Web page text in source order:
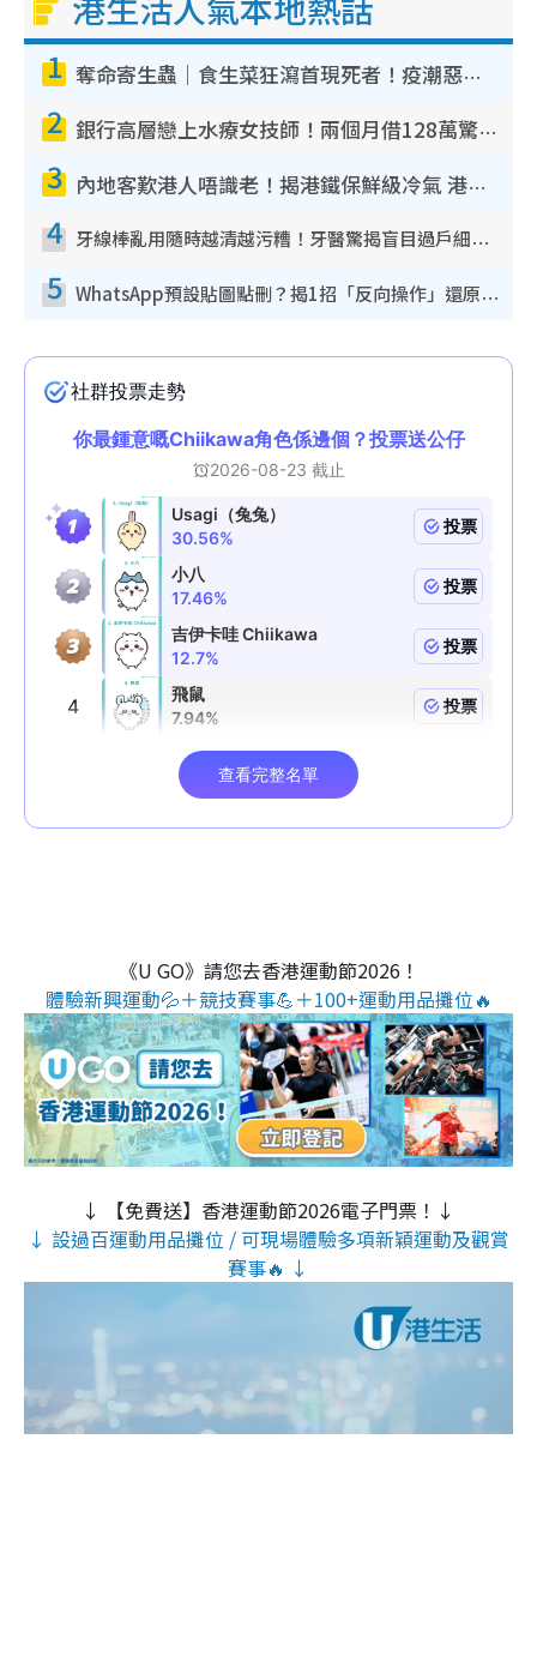
1 奪命寄生蟲｜食生菜狂瀉首現死者！疫潮惡化錄1.8萬宗病例 揭洗菜3大謬誤
2 銀行高層戀上水療女技師！兩個月借128萬驚覺「沉船」沉落火海 揭背後疑似邪教操控賣淫
3 內地客歎港人唔識老！揭港鐵保鮮級冷氣 港人求放過：咪投訴
4 牙線棒亂用隨時越清越污糟！牙醫驚揭盲目過戶細菌恐致蛀牙：呢種先係日常真保養
5 WhatsApp預設貼圖點刪？揭1招「反向操作」還原簡潔介面 附3步實測教學
《U GO》請您去香港運動節2026！
體驗新興運動💦＋競技賽事💪＋100+運動用品攤位🔥
↓ 【免費送】香港運動節2026電子門票！↓
↓ 設過百運動用品攤位 / 可現場體驗多項新穎運動及觀賞
賽事🔥 ↓